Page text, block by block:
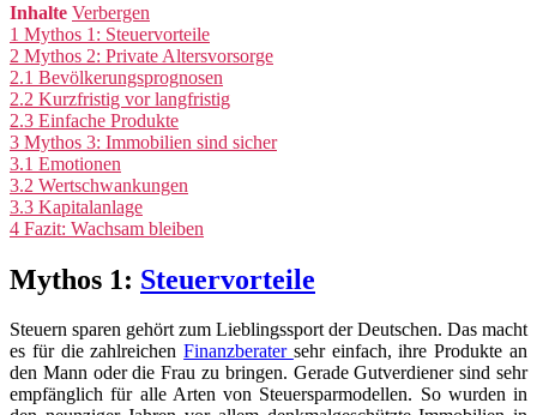
Inhalte Verbergen
1 Mythos 1: Steuervorteile
2 Mythos 2: Private Altersvorsorge
2.1 Bevölkerungsprognosen
2.2 Kurzfristig vor langfristig
2.3 Einfache Produkte
3 Mythos 3: Immobilien sind sicher
3.1 Emotionen
3.2 Wertschwankungen
3.3 Kapitalanlage
4 Fazit: Wachsam bleiben
Mythos 1: Steuervorteile
Steuern sparen gehört zum Lieblingssport der Deutschen. Das macht
es für die zahlreichenFinanzberater sehr einfach, ihre Produkte an
den Mann oder die Frau zu bringen. Gerade Gutverdiener sind sehr
empfänglich für alle Arten von Steuersparmodellen. So wurden in